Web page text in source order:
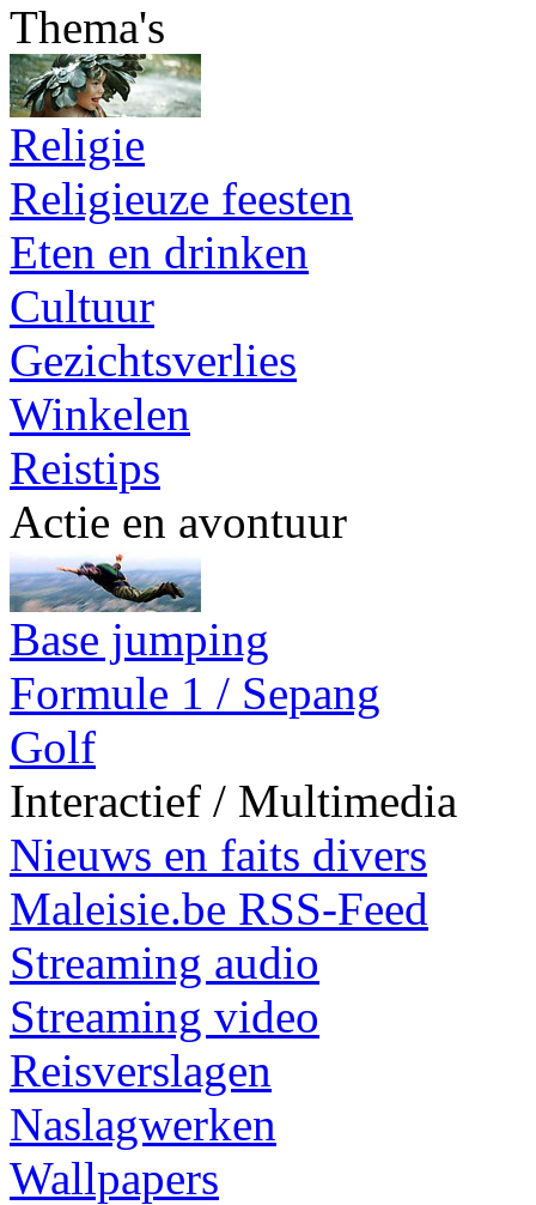
Thema's
Religie
Religieuze feesten
Eten en drinken
Cultuur
Gezichtsverlies
Winkelen
Reistips
Actie en avontuur
Base jumping
Formule 1 / Sepang
Golf
Interactief / Multimedia
Nieuws en faits divers
Maleisie.be RSS-Feed
Streaming audio
Streaming video
Reisverslagen
Naslagwerken
Wallpapers